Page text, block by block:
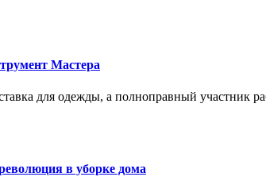
Мастера
для одежды, а полноправный участник
в уборке дома